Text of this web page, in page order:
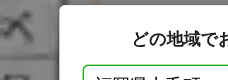
どの地域で